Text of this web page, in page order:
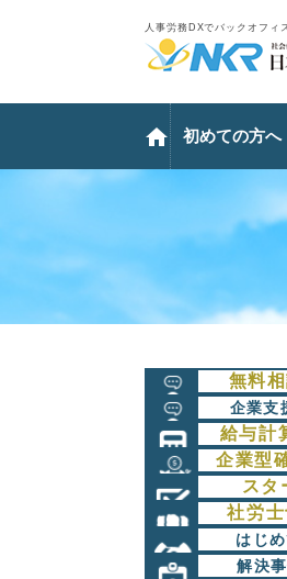
人事労務DXでバックオフィ
初めての方へ
無料
企業支
給与計
企業型
スタ
社労
はじ
解決